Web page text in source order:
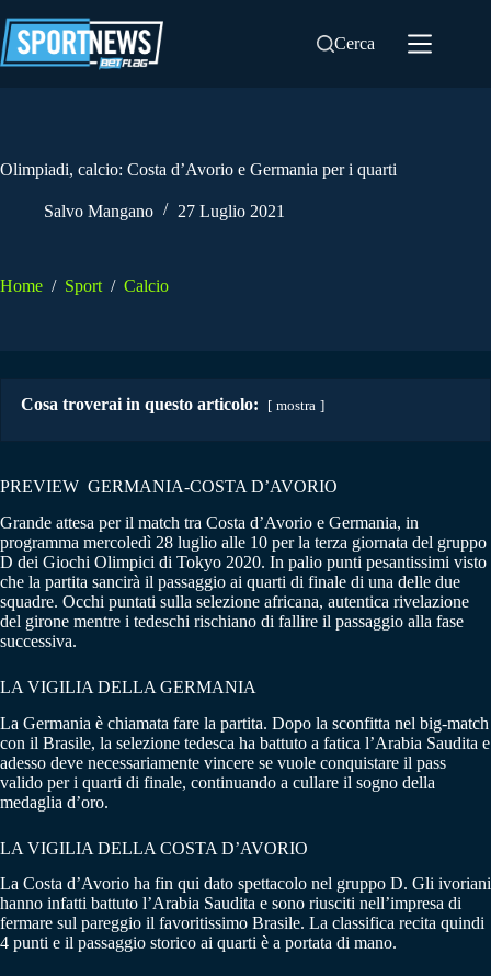
al
contenuto
Cerca
Olimpiadi, calcio: Costa d’Avorio e Germania per i quarti
Salvo Mangano 27 Luglio 2021
Home / Sport / Calcio
Cosa troverai in questo articolo: mostra
PREVIEW GERMANIA-COSTA D’AVORIO
Grande attesa per il match tra Costa d’Avorio e Germania, in
programma mercoledì 28 luglio alle 10 per la terza giornata del gruppo
D dei Giochi Olimpici di Tokyo 2020. In palio punti pesantissimi visto
che la partita sancirà il passaggio ai quarti di finale di una delle due
squadre. Occhi puntati sulla selezione africana, autentica rivelazione
del girone mentre i tedeschi rischiano di fallire il passaggio alla fase
successiva.
LA VIGILIA DELLA GERMANIA
La Germania è chiamata fare la partita. Dopo la sconfitta nel big-match
con il Brasile, la selezione tedesca ha battuto a fatica l’Arabia Saudita e
adesso deve necessariamente vincere se vuole conquistare il pass
valido per i quarti di finale, continuando a cullare il sogno della
medaglia d’oro.
LA VIGILIA DELLA COSTA D’AVORIO
La Costa d’Avorio ha fin qui dato spettacolo nel gruppo D. Gli ivoriani
hanno infatti battuto l’Arabia Saudita e sono riusciti nell’impresa di
fermare sul pareggio il favoritissimo Brasile. La classifica recita quindi
4 punti e il passaggio storico ai quarti è a portata di mano.